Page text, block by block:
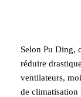
Selon Pu Ding,
réduire
ventilateurs,
de